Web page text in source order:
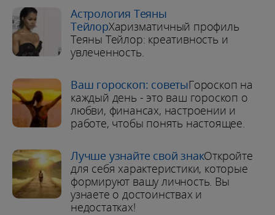
Астрология Теяны
ТейлорХаризматичный профиль
Теяны Тейлор: креативность и
увлеченность.
Ваш гороскоп: советыГороскоп на
каждый день - это ваш гороскоп о
любви, финансах, настроении и
работе, чтобы понять настоящее.
Лучше узнайте свой знакОткройте
для себя характеристики, которые
формируют вашу личность. Вы
узнаете о достоинствах и
недостатках!